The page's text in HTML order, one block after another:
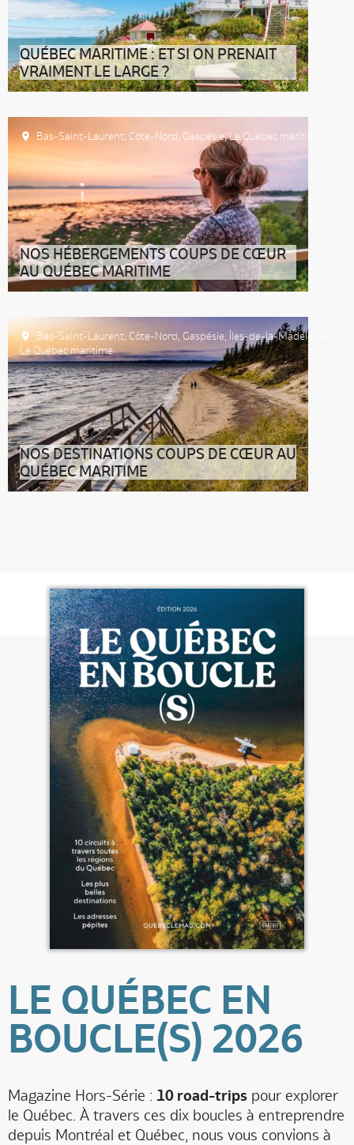
Accueil
QUÉBEC MARITIME : ET SI ON PRENAIT
VRAIMENT LE LARGE ?
Bas-Saint-Laurent Côte-Nord Gaspésie,Le Québec maritime
NOS HÉBERGEMENTS COUPS DE CŒUR
AU QUÉBEC MARITIME
Bas-Saint-Laurent Côte-Nord Gaspésie Îles-de-la-Madeleine
Le Québec maritime
NOS DESTINATIONS COUPS DE CŒUR AU
QUÉBEC MARITIME
LE QUÉBEC EN
BOUCLE(S) 2026
Magazine Hors-Série : 10 road-trips pour explorer
le Québec. À travers ces dix boucles à entreprendre
depuis Montréal et Québec, nous vous convions à